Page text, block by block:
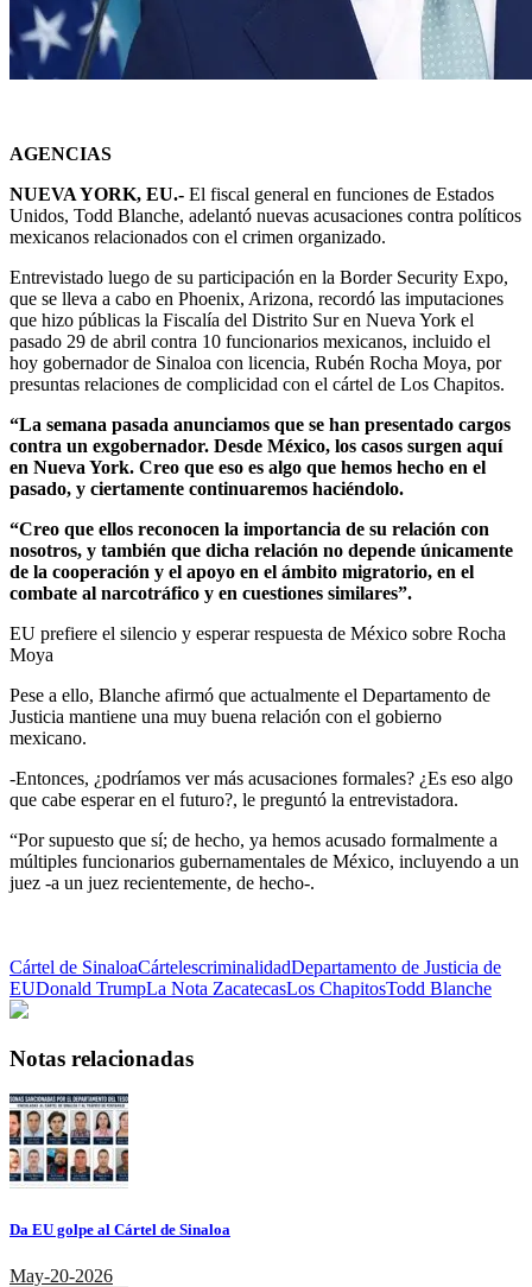
AGENCIAS
NUEVA YORK, EU.- El fiscal general en funciones de Estados
Unidos, Todd Blanche, adelantó nuevas acusaciones contra políticos
mexicanos relacionados con el crimen organizado.
Entrevistado luego de su participación en la Border Security Expo,
que se lleva a cabo en Phoenix, Arizona, recordó las imputaciones
que hizo públicas la Fiscalía del Distrito Sur en Nueva York el
pasado 29 de abril contra 10 funcionarios mexicanos, incluido el
hoy gobernador de Sinaloa con licencia, Rubén Rocha Moya, por
presuntas relaciones de complicidad con el cártel de Los Chapitos.
“La semana pasada anunciamos que se han presentado cargos
contra un exgobernador. Desde México, los casos surgen aquí
en Nueva York. Creo que eso es algo que hemos hecho en el
pasado, y ciertamente continuaremos haciéndolo.
“Creo que ellos reconocen la importancia de su relación con
nosotros, y también que dicha relación no depende únicamente
de la cooperación y el apoyo en el ámbito migratorio, en el
combate al narcotráfico y en cuestiones similares”.
EU prefiere el silencio y esperar respuesta de México sobre Rocha
Moya
Pese a ello, Blanche afirmó que actualmente el Departamento de
Justicia mantiene una muy buena relación con el gobierno
mexicano.
-Entonces, ¿podríamos ver más acusaciones formales? ¿Es eso algo
que cabe esperar en el futuro?, le preguntó la entrevistadora.
“Por supuesto que sí; de hecho, ya hemos acusado formalmente a
múltiples funcionarios gubernamentales de México, incluyendo a un
juez -a un juez recientemente, de hecho-.
Cártel de SinaloaCártelescriminalidadDepartamento de Justicia de
EUDonald TrumpLa Nota ZacatecasLos ChapitosTodd Blanche
Notas relacionadas
Da EU golpe al Cártel de Sinaloa
May-20-2026